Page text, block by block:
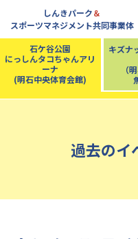
しんきパーク＆
スポーツマネジメント共同事業体
石ケ谷公園
にっしんタコちゃんアリ
ーナ
(明石中央体育会館)
キズナ
（
過去のイ